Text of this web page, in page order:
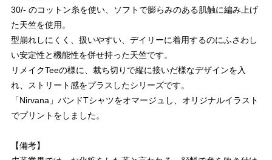
30/- のコットン糸を使い、ソフトで膨らみのある肌触に編み上げ
た天竺を使用。
型崩れしにくく、扱いやすい、デイリーに着用するのにふさわし
い安定性と機能性を併せ持った天竺です。
リメイクTeeの様に、裁ち切りで縦に接いだ様なデザインを入
れ、ストリート感をプラスしたシリーズです。
「Nirvana」バンドTシャツをオマージュし、オリジナルイラスト
でプリントをしました。
【備考】